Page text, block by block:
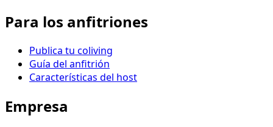
Para los anfitriones
Publica tu coliving
Guía del anfitrión
Características del host
Empresa